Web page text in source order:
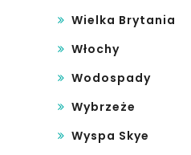
Wielka Brytania
Włochy
Wodospady
Wybrzeże
Wyspa Skye